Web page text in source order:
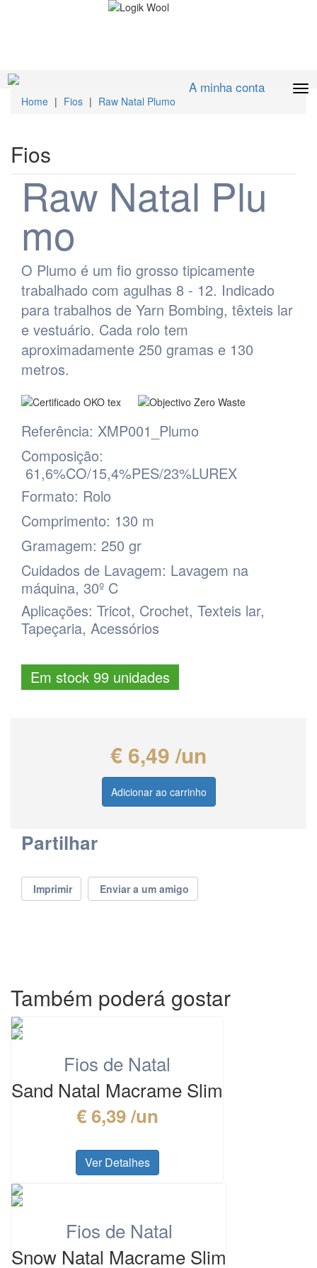
A minha conta
Home | Fios | Raw Natal Plumo
Fios
Raw Natal Plu
mo
O Plumo é um fio grosso tipicamente
trabalhado com agulhas 8 - 12. Indicado
para trabalhos de Yarn Bombing, têxteis lar
e vestuário. Cada rolo tem
aproximadamente 250 gramas e 130
metros.
Referência: XMP001_Plumo
Composição:
61,6%CO/15,4%PES/23%LUREX
Formato: Rolo
Comprimento: 130 m
Gramagem: 250 gr
Cuidados de Lavagem: Lavagem na
máquina, 30º C
Aplicações: Tricot, Crochet, Texteis lar,
Tapeçaria, Acessórios
Em stock 99 unidades
€ 6,49 /un
Adicionar ao carrinho
Partilhar
Imprimir Enviar a um amigo
Também poderá gostar
Fios de Natal
Sand Natal Macrame Slim
€ 6,39 /un
Ver Detalhes
Fios de Natal
Snow Natal Macrame Slim